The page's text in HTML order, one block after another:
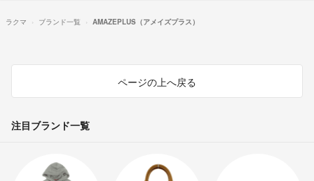
ラクマ ブランド一覧 AMAZEPLUS（アメイズプラス）
ページの上へ戻る
注目ブランド一覧